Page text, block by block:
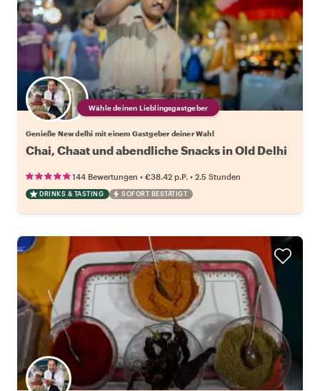
Wähle deinen Lieblingsgastgeber
Genieße New delhi mit einem Gastgeber deiner Wahl
Chai, Chaat und abendliche Snacks in Old Delhi
144 Bewertungen • €38.42 p.P. • 2.5 Stunden
DRINKS & TASTING SOFORT BESTÄTIGT